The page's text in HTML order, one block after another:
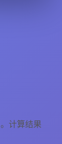
计算结果